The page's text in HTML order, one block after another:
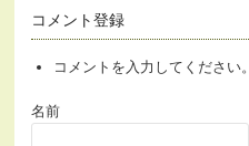
コメント登録
コメントを入力してください。
名前